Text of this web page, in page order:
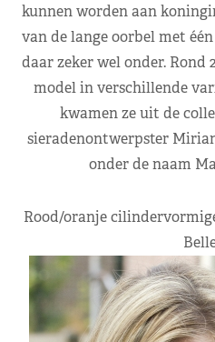
kunnen worden aan
van de lange oorbel met
daar zeker wel onder. Rond
model in verschillende
kwamen ze uit de
sieradenontwerpster
onder de naam
Rood/oranje